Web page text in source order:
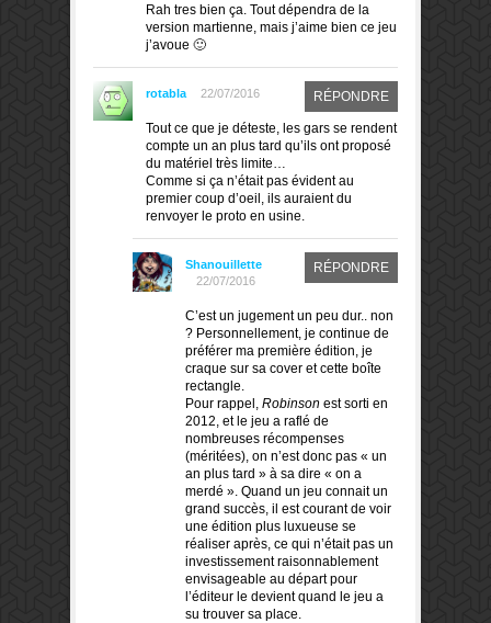
Rah tres bien ça. Tout dépendra de la
version martienne, mais j’aime bien ce jeu
j’avoue 🙂
rotabla 22/07/2016 RÉPONDRE
Tout ce que je déteste, les gars se rendent
compte un an plus tard qu’ils ont proposé
du matériel très limite…
Comme si ça n’était pas évident au
premier coup d’oeil, ils auraient du
renvoyer le proto en usine.
Shanouillette
22/07/2016
RÉPONDRE
C’est un jugement un peu dur.. non
? Personnellement, je continue de
préférer ma première édition, je
craque sur sa cover et cette boîte
rectangle.
Pour rappel, Robinson est sorti en
2012, et le jeu a raflé de
nombreuses récompenses
(méritées), on n’est donc pas « un
an plus tard » à sa dire « on a
merdé ». Quand un jeu connait un
grand succès, il est courant de voir
une édition plus luxueuse se
réaliser après, ce qui n’était pas un
investissement raisonnablement
envisageable au départ pour
l’éditeur le devient quand le jeu a
su trouver sa place.